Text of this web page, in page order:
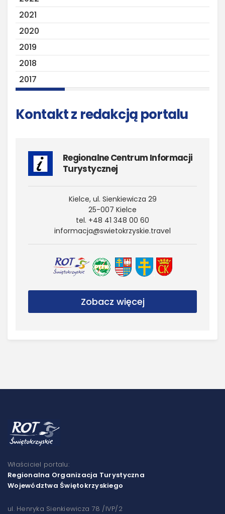
2021
2020
2019
2018
2017
Kontakt z redakcją portalu
Regionalne Centrum Informacji
Turystycznej
Kielce, ul. Sienkiewicza 29
25-007 Kielce
tel. +48 41 348 00 60
informacja@​swietokrzyskie.​travel
Zobacz więcej
Właściciel portalu:
Regionalna Organizacja Turystyczna
Województwa Świętokrzyskiego
ul. Henryka Sienkiewicza 78 /IVP/2